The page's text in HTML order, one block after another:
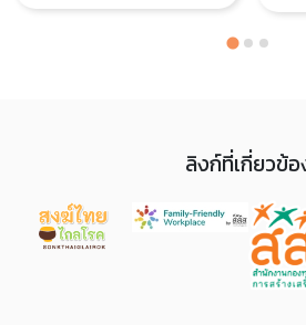
ลิงก์ที่เกี่ยวข้อ